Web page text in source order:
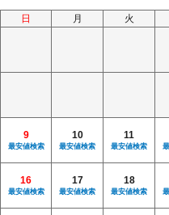
日 月 火
9
最安値検索
10
最安値検索
11
最安値検索
16
最安値検索
17
最安値検索
18
最安値検索